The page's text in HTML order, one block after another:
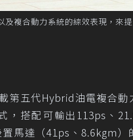
及複合動力系統的綜效表現，來
第五代Hybrid油電複合動
，搭配可輸出113ps、
馬達（41ps、8.6kgm）